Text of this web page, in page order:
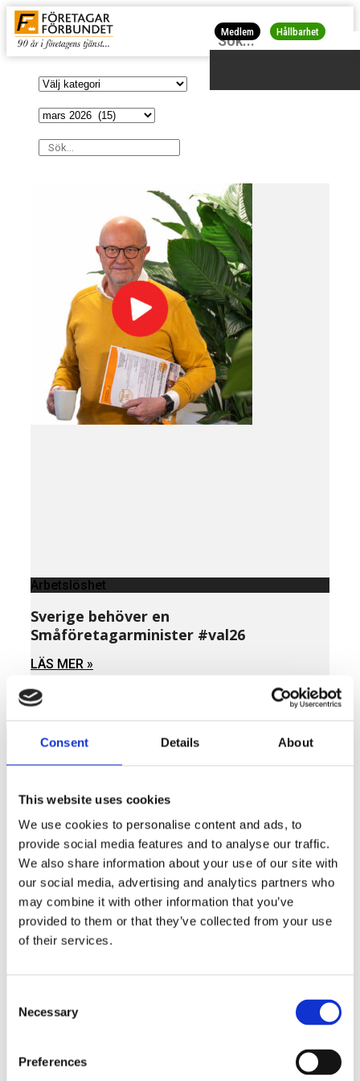
Consent Details About
This website uses cookies
We use cookies to personalise content and ads, to
provide social media features and to analyse our traffic.
We also share information about your use of our site with
our social media, advertising and analytics partners who
may combine it with other information that you’ve
provided to them or that they’ve collected from your use
of their services.
Selection
Necessary
Preferences
Medlem Hållbarhet
Arbetslöshet
Sverige behöver en
Småföretagarminister #val26
LÄS MER »
Av småföretagare, för småföretagare
Ett medlemskap späckat med småföretagaranpassade
medlemstjänster och förmåner. Din egen
Försäkringar
Rådgivning
Tips
Nyheter